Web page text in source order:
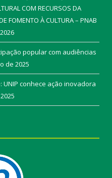
COM RECURSOS DA
FOMENTO À CULTURA – PNAB
popular com audiências
de 2025
conhece ação inovadora